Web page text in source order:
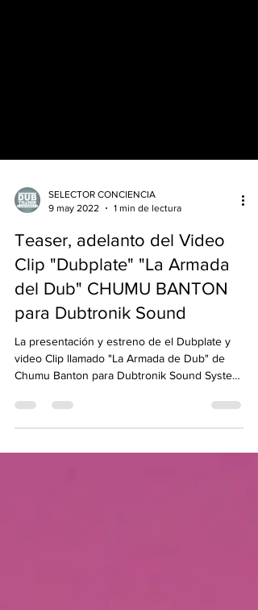
SELECTOR CONCIENCIA
9 may 2022
1 min de lectura
Teaser, adelanto del Video
Clip "Dubplate" "La Armada
del Dub" CHUMU BANTON
para Dubtronik Sound
video Clip llamado "La Armada de Dub" de
Chumu Banton para Dubtronik Sound System